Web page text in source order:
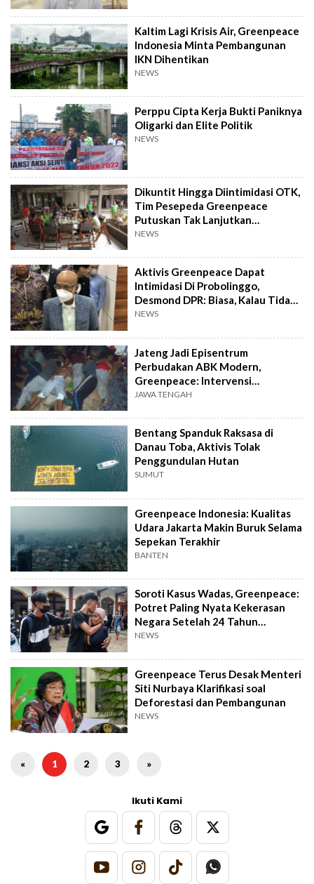
Kaltim Lagi Krisis Air, Greenpeace
Indonesia Minta Pembangunan
IKN Dihentikan
NEWS
Perppu Cipta Kerja Bukti Paniknya
Oligarki dan Elite Politik
NEWS
Dikuntit Hingga Diintimidasi OTK,
Tim Pesepeda Greenpeace
Putuskan Tak Lanjutkan
Perjalanan ke Bali
NEWS
Aktivis Greenpeace Dapat
Intimidasi Di Probolinggo,
Desmond DPR: Biasa, Kalau Tidak
Ditekan Bukan Greenpeace
NEWS
Jateng Jadi Episentrum
Perbudakan ABK Modern,
Greenpeace: Intervensi
Perusahaan Perekrut Harus Tegas
JAWA TENGAH
Bentang Spanduk Raksasa di
Danau Toba, Aktivis Tolak
Penggundulan Hutan
SUMUT
Greenpeace Indonesia: Kualitas
Udara Jakarta Makin Buruk Selama
Sepekan Terakhir
BANTEN
Soroti Kasus Wadas, Greenpeace:
Potret Paling Nyata Kekerasan
Negara Setelah 24 Tahun
Reformasi
NEWS
Greenpeace Terus Desak Menteri
Siti Nurbaya Klarifikasi soal
Deforestasi dan Pembangunan
NEWS
« 1 2 3 »
Ikuti Kami